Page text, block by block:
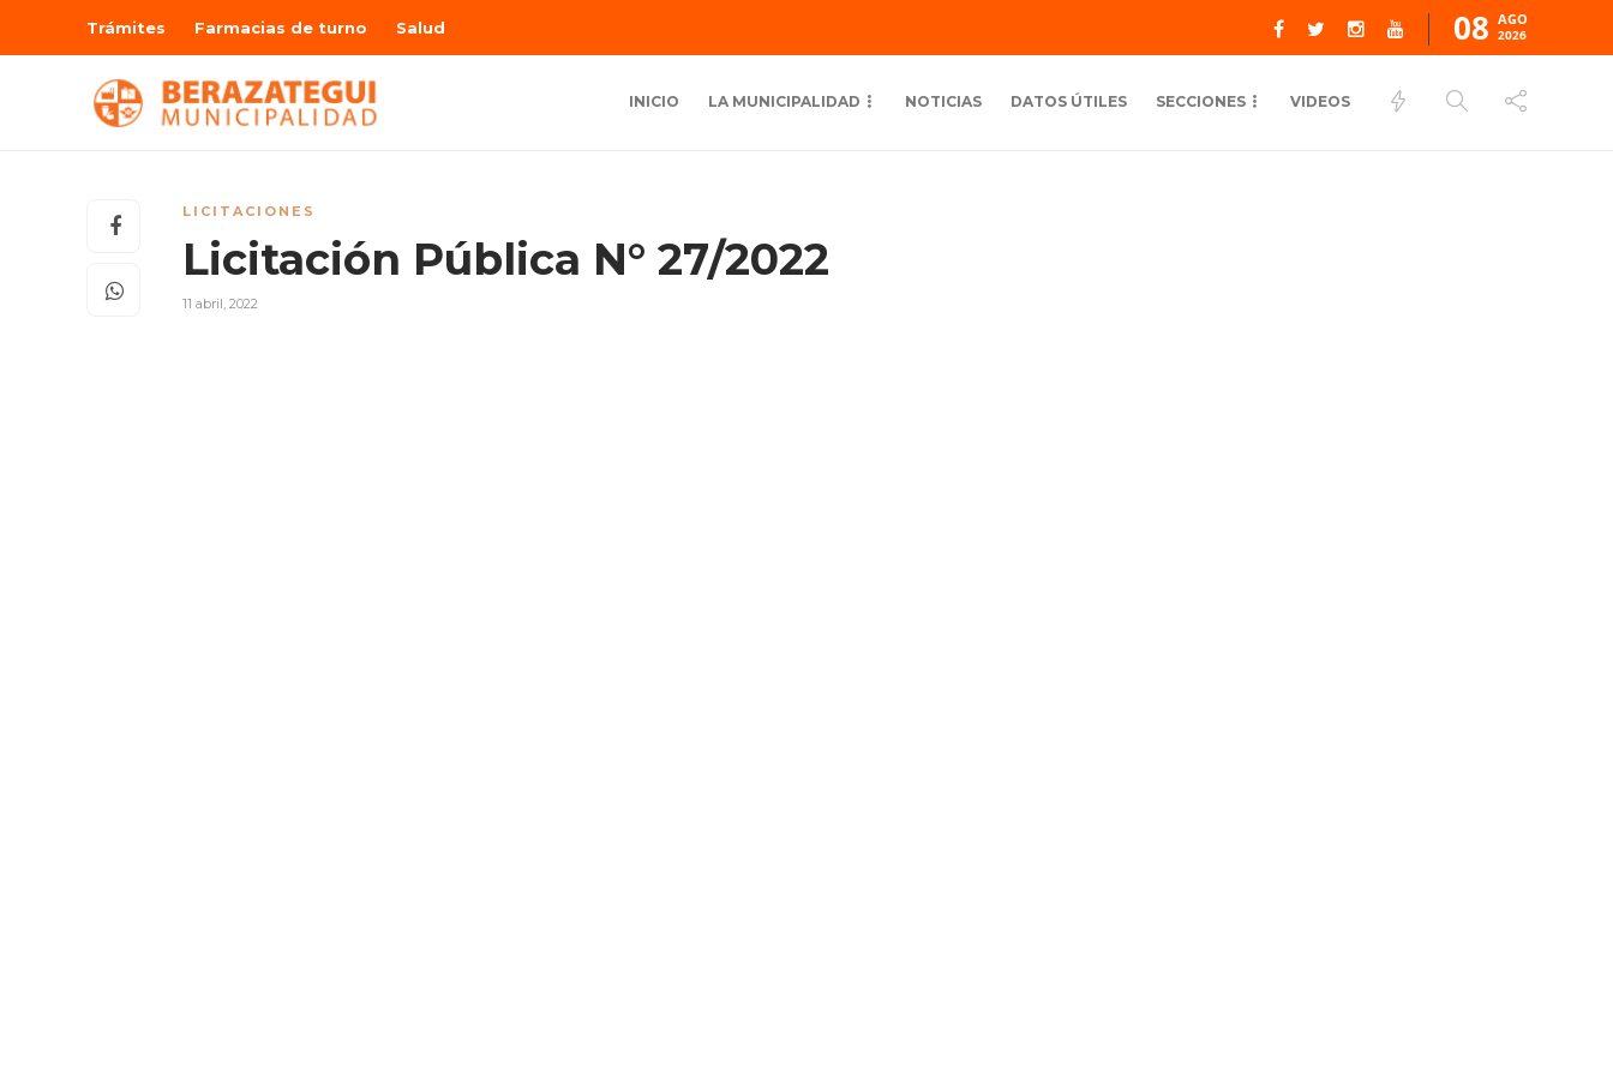
Trámites Farmacias de turno Salud 08 AGO
2026
INICIO LA MUNICIPALIDAD NOTICIAS DATOS ÚTILES SECCIONES VIDEOS
LICITACIONES
Licitación Pública N° 27/2022
11 abril, 2022